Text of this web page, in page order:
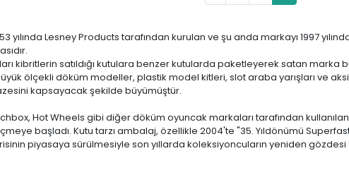
yılında Lesney Products tarafından kurulan ve şu anda markayı 1997
kibritlerin satıldığı kutulara benzer kutularda paketleyerek satan marka
ölçekli döküm modeller, plastik model kitleri, slot araba yarışları ve
kapsayacak şekilde büyümüştür.
Hot Wheels gibi diğer döküm oyuncak markaları tarafından
başladı. Kutu tarzı ambalaj, özellikle 2004'te "35. Yıldönümü
piyasaya sürülmesiyle son yıllarda koleksiyoncuların yeniden gözdesi